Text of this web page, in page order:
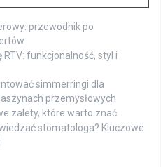
przewodnik po
funkcjonalność, styl i
simmerringi dla
przemysłowych
zalety, które warto znać
stomatologa? Kluczowe